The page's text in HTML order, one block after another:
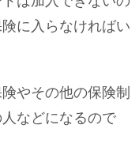
に入らなければい
やその他の保険制
などになるので